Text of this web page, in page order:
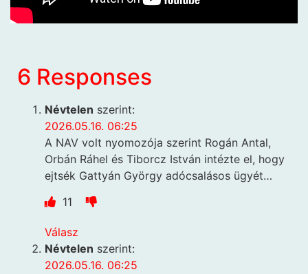
6 Responses
Névtelen szerint:
2026.05.16. 06:25
A NAV volt nyomozója szerint Rogán Antal,
Orbán Ráhel és Tiborcz István intézte el, hogy
ejtsék Gattyán György adócsalásos ügyét…
11
Válasz
Névtelen szerint:
2026.05.16. 06:25